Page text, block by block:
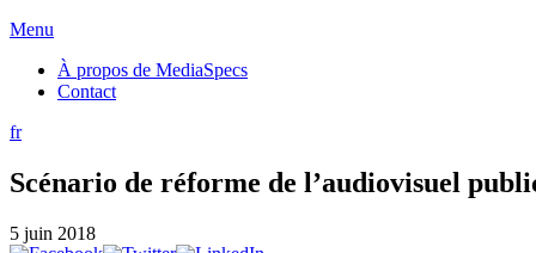
Menu
À propos de MediaSpecs
Contact
fr
Scénario de réforme de l’audiovisuel
5 juin 2018